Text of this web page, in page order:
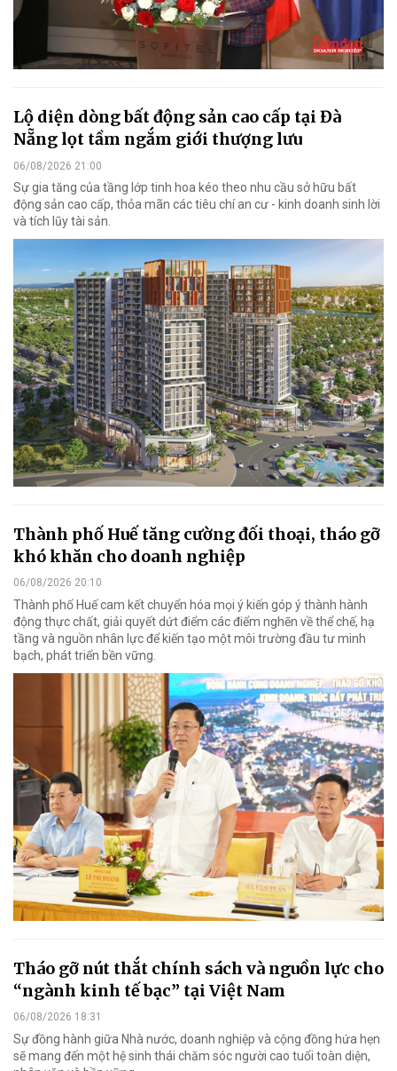
Lộ diện dòng bất động sản cao cấp tại Đà
Nẵng lọt tầm ngắm giới thượng lưu
06/08/2026 21:00
Sự gia tăng của tầng lớp tinh hoa kéo theo nhu cầu sở hữu bất
động sản cao cấp, thỏa mãn các tiêu chí an cư - kinh doanh sinh lời
và tích lũy tài sản.
Thành phố Huế tăng cường đối thoại, tháo gỡ
khó khăn cho doanh nghiệp
06/08/2026 20:10
Thành phố Huế cam kết chuyển hóa mọi ý kiến góp ý thành hành
động thực chất, giải quyết dứt điểm các điểm nghẽn về thể chế, hạ
tầng và nguồn nhân lực để kiến tạo một môi trường đầu tư minh
bạch, phát triển bền vững.
Tháo gỡ nút thắt chính sách và nguồn lực cho
“ngành kinh tế bạc” tại Việt Nam
06/08/2026 18:31
Sự đồng hành giữa Nhà nước, doanh nghiệp và cộng đồng hứa hẹn
sẽ mang đến một hệ sinh thái chăm sóc người cao tuổi toàn diện,